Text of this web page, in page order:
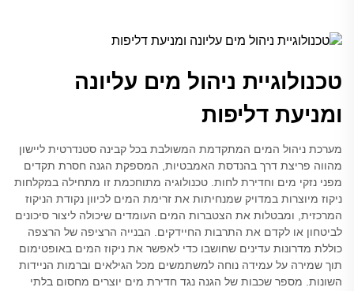
טכנולוגיית ניהול מים עליונה
ומניעת דליפות
מערכת ניהול המים המתקדמת המשולבת בכל קבינה סטנדרטית ליישון
מהווה פריצת דרך בהנדסת האמבטיות, המספקת הגנה חסרת תקדים
מפני נזקי מים וחדירת לחות. טכנולוגיה מתוחכמת זו מתחילה במקלחות
ניקוז מיוצרות במדויק שמנחיתות את זרימת המים לכיוון נקודת הניקוז
המרכזית, ומבטלות את הצטברות המים העומדים שיכולה ליצור סיכונים
לביטחון או לקדם את התרבות החיידקים. הבנייה הרציפה של הרצפה
כוללת מדרונות עדינים שחושבו כדי לאפשר את ניקוז המים באופטימום
תוך שמירה על עמידה נוחה למשתמשים מכל הגילאים וברמות הניידות
השונות. מספר שכבות של הגנה נגד חדירת מים יוצרים מחסום בלתי